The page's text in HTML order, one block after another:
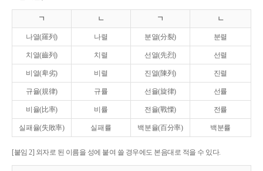
ㄱ ㄴ ㄱ ㄴ
나열(羅列) 나렬 분열(分裂) 분렬
치열(齒列) 치렬 선열(先烈) 선렬
비열(卑劣) 비렬 진열(陳列) 진렬
규율(規律) 규률 선율(旋律) 선률
비율(比率) 비률 전율(戰慄) 전률
실패율(失敗率) 실패률 백분율(百分率) 백분률
[붙임 2] 외자로 된 이름을 성에 붙여 쓸 경우에도 본음대로 적을 수 있다.